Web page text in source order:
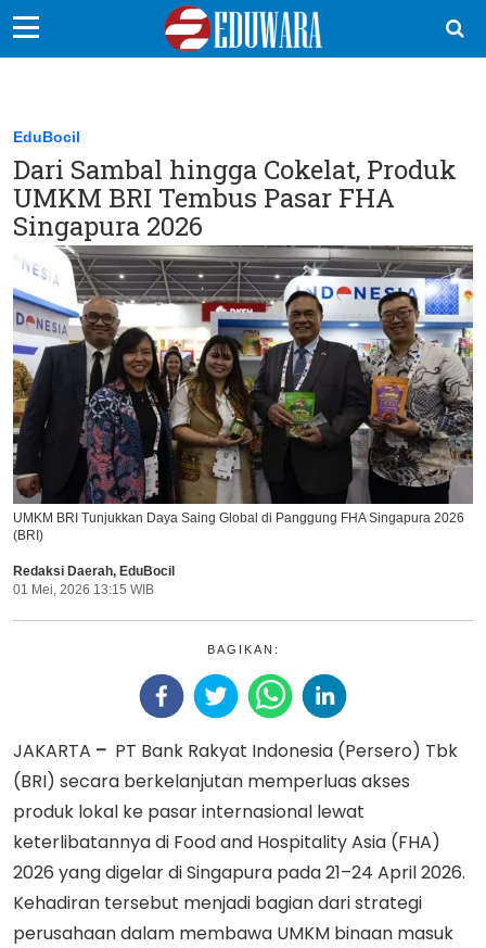
Sekolah Kita
Vokasi
Kampus
Sains
EduDana
Ikuti Kami di:
EduBocil
Dari Sambal hingga Cokelat, Produk
UMKM BRI Tembus Pasar FHA
Singapura 2026
UMKM BRI Tunjukkan Daya Saing Global di Panggung FHA Singapura 2026
(BRI)
Redaksi Daerah, EduBocil
01 Mei, 2026 13:15 WIB
BAGIKAN:
JAKARTA – PT Bank Rakyat Indonesia (Persero) Tbk
(BRI) secara berkelanjutan memperluas akses
produk lokal ke pasar internasional lewat
keterlibatannya di Food and Hospitality Asia (FHA)
2026 yang digelar di Singapura pada 21–24 April 2026.
Kehadiran tersebut menjadi bagian dari strategi
perusahaan dalam membawa UMKM binaan masuk